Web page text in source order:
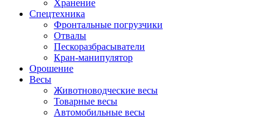
Хранение
Спецтехника
Фронтальные погрузчики
Отвалы
Пескоразбрасыватели
Кран-манипулятор
Орошение
Весы
Животноводческие весы
Товарные весы
Автомобильные весы